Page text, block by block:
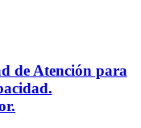
de Atención para